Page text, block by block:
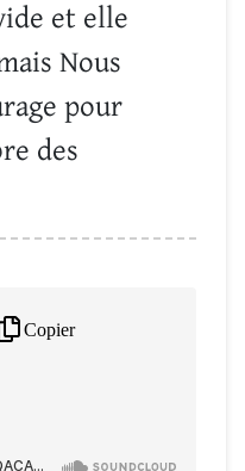
et elle
Nous
pour
des
Copier